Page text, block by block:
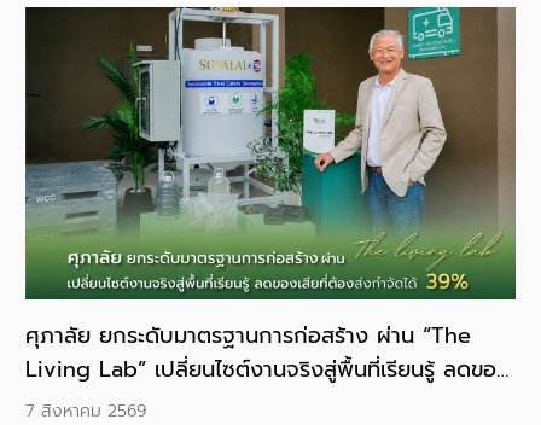
ศุภาลัย ยกระดับมาตรฐานการก่อสร้าง ผ่าน “The
Living Lab” เปลี่ยนไซต์งานจริงสู่พื้นที่เรียนรู้ ลดของ
เสียที่ต้องส่งกำจัดได้ 39%
7 สิงหาคม 2569